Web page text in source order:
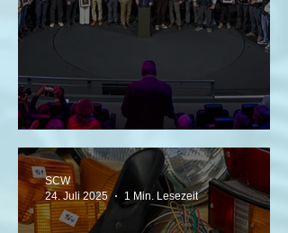
SWISS CLASSIC AWARDS 2025
SCW
24. Juli 2025
1 Min. Lesezeit